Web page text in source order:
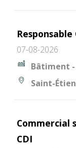
Responsable
07-08-2026
Bâtiment -
Saint-
Commercial
CDI